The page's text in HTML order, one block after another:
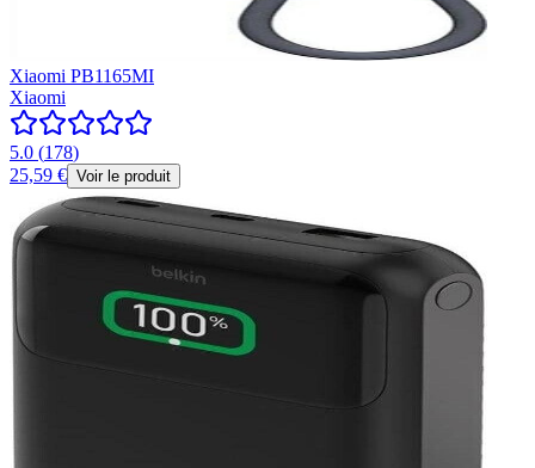
Xiaomi PB1165MI
Xiaomi
5.0 (178)
25,59 € Voir le produit